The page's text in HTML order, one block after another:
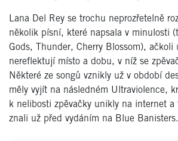
Lana Del Rey se trochu neprozřetelně
několik písní, které napsala v minulosti
Gods, Thunder, Cherry Blossom), ačkoli
nereflektují místo a dobu, v níž se
Některé ze songů vznikly už v období
měly vyjít na následném Ultraviolence,
k nelibosti zpěvačky unikly na internet a
znali už před vydáním na Blue Banisters.